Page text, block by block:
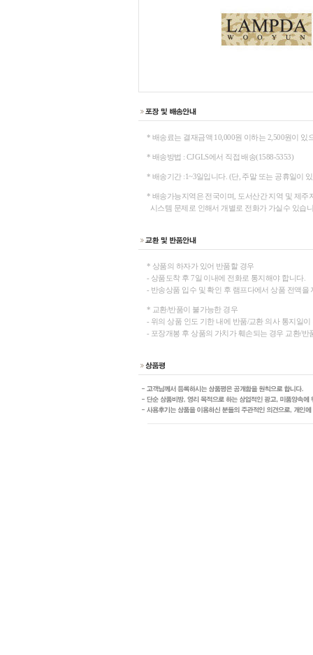
* 배송료는 결재금액 10,000원 이하는 2,500원이 있
* 배송방법 : CJ GLS에서 직접 배송(1588-5353)
* 배송기간 :1~3일입니다. (단, 주말 또는 공휴일이
* 배송가능지역은 전국이며, 도서산간 지역 및 제주
시스템 문제로 인해서 개별로 전화가 가실수 있습
* 상품의 하자가 있어 반품할 경우
- 상품도착 후 7일 이내에 전화로 통지해야 합니다.
- 반송상품 입수 및 확인 후 램프다에서 상품 전액을
* 교환/반품이 불가능한 경우
- 위의 상품 인도 기한 내에 반품/교환 의사 통지일
- 포장개봉 후 상품의 가치가 훼손되는 경우 교환/반